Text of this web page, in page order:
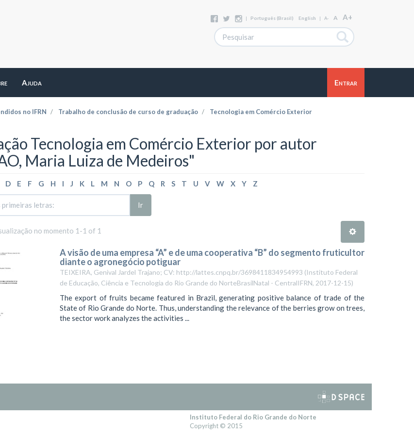
| Português (Brasil) English | A- A A+
Ajuda Entrar
no IFRN Trabalho de conclusão de curso de graduação
Tecnologia em Comércio Exterior
Tecnologia em Comércio Exterior por autor
Maria Luiza de Medeiros"
D E F G H I J K L M N O P Q R S T U V W X Y Z
Ir
no momento 1-1 of 1
A visão de uma empresa “A” e de uma cooperativa “B” do segmento fruticultor
diante o agronegócio potiguar
TEIXEIRA, Genival Jardel Trajano; CV: http://lattes.cnpq.br/3698411834954993 (Instituto Federal
de Educação, Ciência e Tecnologia do Rio Grande do NorteBrasilNatal - CentralIFRN, 2017-12-15)
The export of fruits became featured in Brazil, generating positive balance of trade of the
State of Rio Grande do Norte. Thus, understanding the relevance of the berries grow on trees,
the sector work analyzes the activities ...
Instituto Federal do Rio Grande do Norte
Copyright © 2015